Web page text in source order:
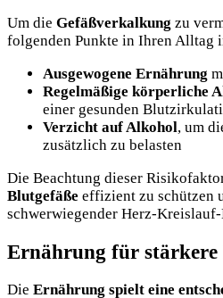
Um die Gefäßverkalkung zu
folgenden Punkte in Ihren Alltag
Ausgewogene Ernährung
Regelmäßige körperliche
einer gesunden
Verzicht auf Alkohol, um
zusätzlich zu belasten
Die Beachtung dieser
Blutgefäße effizient zu schützen
schwerwiegender Herz-
Ernährung für stärkere
Die Ernährung spielt eine